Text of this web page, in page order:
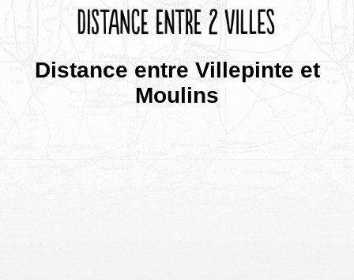
Distance entre Villepinte et
Moulins